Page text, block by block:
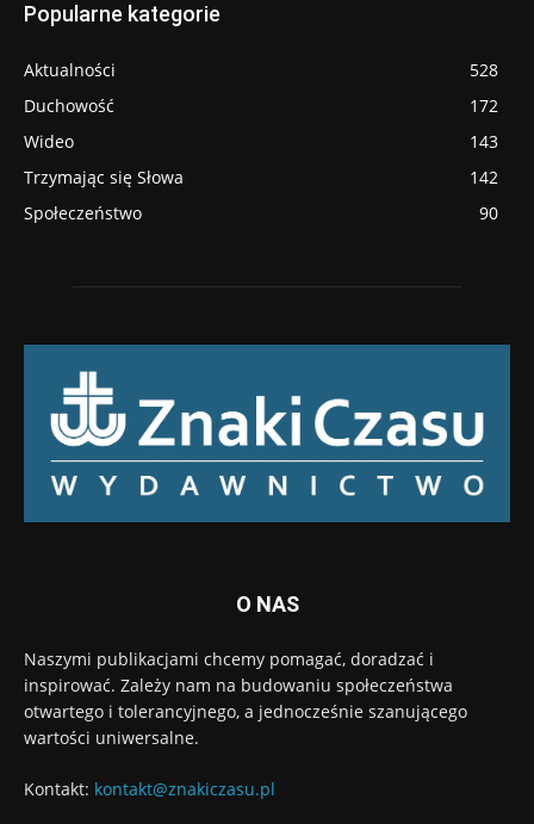
Popularne kategorie
Aktualności
528
Duchowość
172
Wideo
143
Trzymając się Słowa
142
Społeczeństwo
90
O NAS
Naszymi publikacjami chcemy pomagać, doradzać i
inspirować. Zależy nam na budowaniu społeczeństwa
otwartego i tolerancyjnego, a jednocześnie szanującego
wartości uniwersalne.
Kontakt: kontakt@znakiczasu.pl